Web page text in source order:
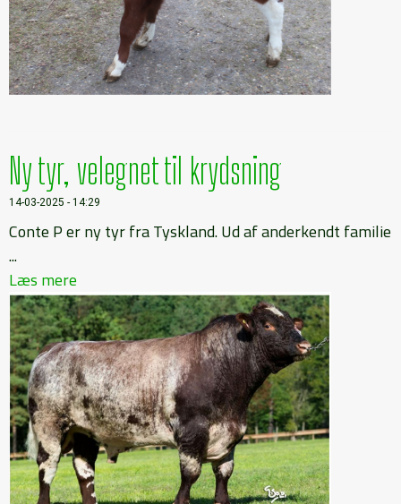
Ny tyr, velegnet til krydsning
14-03-2025 - 14:29
Conte P er ny tyr fra Tyskland. Ud af anderkendt familie
...
Læs mere